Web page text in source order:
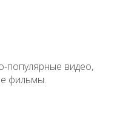
популярные видео,
фильмы.